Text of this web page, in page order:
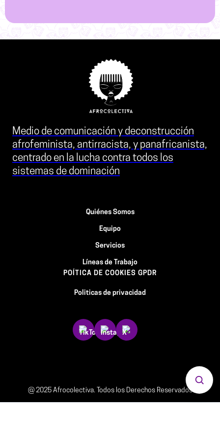
Medio de comunicación y deconstrucción
afrofeminista, antirracista, y panafricanista,
centrado en la lucha contra todos los
sistemas de dominación
Quiénes Somos
Equipo
Servicios
Líneas de Trabajo
POÍTICA DE COOKIES GPDR
Politicas de privacidad
@ 2025 Afrocolectiva. Todos los Derechos Reservados
Abrir